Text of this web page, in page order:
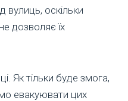
оскільки
дозволяє їх
Як тільки буде змога,
евакуювати цих